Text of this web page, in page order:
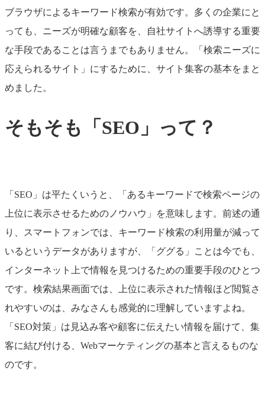
ブラウザによるキーワード検索が有効です。多くの企業にと
っても、ニーズが明確な顧客を、自社サイトへ誘導する重要
な手段であることは言うまでもありません。「検索ニーズに
応えられるサイト」にするために、サイト集客の基本をまと
めました。
そもそも「SEO」って？
「SEO」は平たくいうと、「あるキーワードで検索ページの
上位に表示させるためのノウハウ」を意味します。前述の通
り、スマートフォンでは、キーワード検索の利用量が減って
いるというデータがありますが、「ググる」ことは今でも、
インターネット上で情報を見つけるための重要手段のひとつ
です。検索結果画面では、上位に表示された情報ほど閲覧さ
れやすいのは、みなさんも感覚的に理解していますよね。
「SEO対策」は見込み客や顧客に伝えたい情報を届けて、集
客に結び付ける、Webマーケティングの基本と言えるものな
のです。